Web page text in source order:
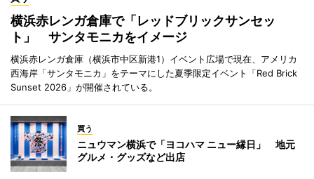
横浜赤レンガ倉庫で「レッドブリックサンセッ
ト」 サンタモニカをイメージ
横浜赤レンガ倉庫（横浜市中区新港1）イベント広場で現在、アメリカ
西海岸「サンタモニカ」をテーマにした夏季限定イベント「Red Brick
Sunset 2026」が開催されている。
買う
ニュウマン横浜で「ヨコハマ ニュー縁日」 地元
グルメ・グッズなど出店